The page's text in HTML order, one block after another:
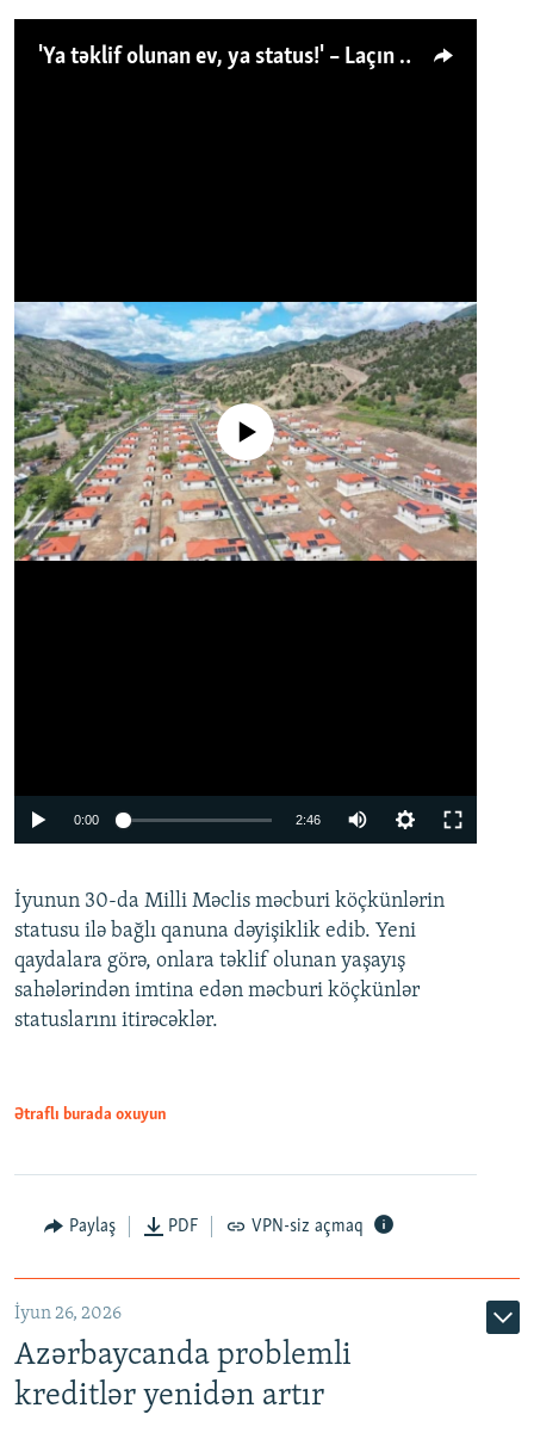
'Ya təklif olunan ev, ya status!' – Laçın köçkünü: 'Laçından başqa heç hara!'
Auto 240p 360p 480p
720p 1080p
No media source currently available
0:00 2:46
360p
480p
720p
İyunun 30-da Milli Məclis məcburi köçkünlərin
statusu ilə bağlı qanuna dəyişiklik edib. Yeni
qaydalara görə, onlara təklif olunan yaşayış
sahələrindən imtina edən məcburi köçkünlər
statuslarını itirəcəklər.
Ətraflı burada oxuyun
Paylaş PDF VPN-siz açmaq
İyun 26, 2026
Azərbaycanda problemli
kreditlər yenidən artır